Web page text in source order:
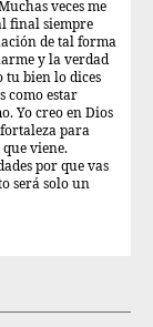
veces me
final siempre
de tal forma
y la verdad
tu bien lo dices
como estar
Yo creo en Dios
fortaleza para
viene.
por que vas
será solo un